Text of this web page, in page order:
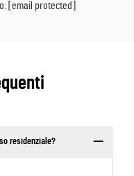
[email protected]
residenziale?